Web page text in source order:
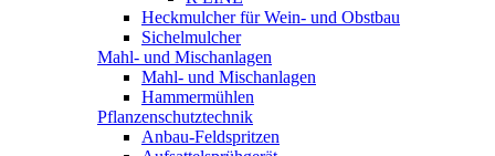
Heckmulcher für Wein- und Obstbau
Sichelmulcher
Mahl- und Mischanlagen
Mahl- und Mischanlagen
Hammermühlen
Pflanzenschutztechnik
Anbau-Feldspritzen